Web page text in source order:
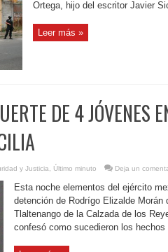
Ortega, hijo del escritor Javier
Leer más »
DE 4 JÓVENES
y Justicia, Último minuto Deja un
Esta noche elementos del ejército
detención de Rodrígo Elizalde Morán
Tlaltenango de la Calzada de los
confesó como sucedieron los hechos